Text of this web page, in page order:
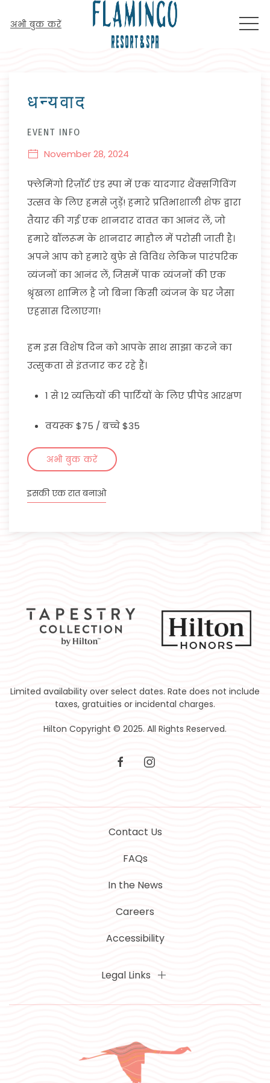
अभी बुक करें
धन्यवाद
EVENT INFO
November 28, 2024
फ्लेमिंगो रिज़ॉर्ट एंड स्पा में एक यादगार थैंक्सगिविंग
उत्सव के लिए हमसे जुड़ें! हमारे प्रतिभाशाली शेफ द्वारा
तैयार की गई एक शानदार दावत का आनंद लें, जो
हमारे बॉलरूम के शानदार माहौल में परोसी जाती है।
अपने आप को हमारे बुफ़े से विविध लेकिन पारंपरिक
व्यंजनों का आनंद लें, जिसमें पाक व्यंजनों की एक
श्रृंखला शामिल है जो बिना किसी व्यंजन के घर जैसा
एहसास दिलाएगा!
हम इस विशेष दिन को आपके साथ साझा करने का
उत्सुकता से इंतजार कर रहे हैं।
1 से 12 व्यक्तियों की पार्टियों के लिए प्रीपेड आरक्षण
वयस्क $75 / बच्चे $35
अभी बुक करें
इसकी एक रात बनाओ
Limited availability over select dates. Rate does not include
taxes, gratuities or incidental charges.
Hilton Copyright © 2025. All Rights Reserved.
facebookinstagram
Contact Us
FAQs
In the News
Careers
Accessibility
Legal Links